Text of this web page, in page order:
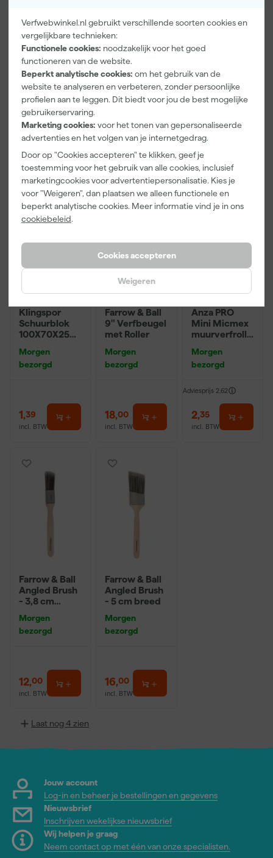
Verfwebwinkel.nl gebruikt verschillende soorten cookies en
vergelijkbare technieken:
Functionele cookies: noodzakelijk voor het goed
functioneren van de website.
Beperkt analytische cookies: om het gebruik van de
website te analyseren en verbeteren, zonder persoonlijke
profielen aan te leggen. Dit biedt voor jou de best mogelijke
gebruikerservaring.
Marketing cookies: voor het tonen van gepersonaliseerde
advertenties en het volgen van je internetgedrag.
Door op "Cookies accepteren" te klikken, geef je
toestemming voor het gebruik van alle cookies, inclusief
marketingcookies voor advertentiepersonalisatie. Kies je
voor "Weigeren", dan plaatsen we alleen functionele en
beperkt analytische cookies. Meer informatie vind je in ons
cookiebeleid.
Cookies accepteren
Weigeren
Paintura
Lucamax
50mx24mm
Morgen
bezorgd
Adviesprijs 6,00
incl. BTW
Farrow & Ball
F&B
Kleurenwaaie
r
Morgen
bezorgd
incl. BTW
Go!Paint Roll
12cm Roller -
0,5L + 5
Inzetbakken
Morgen
bezorgd
incl. BTW
Klingspor
Schuurblok
100X70X25m
P220
Morgen
bezorgd
1,39
incl. BTW
Farrow & Ball
9" Verfbeugel
met Roller
Morgen
bezorgd
18,00
incl. BTW
Anza PRO
Mini Micmex
muurverfrolle
Morgen
bezorgd
Adviesprijs 2,62
2,35
incl. BTW
Farrow & Ball
Angled Brush
- 3,8 cm
Morgen
bezorgd
12,00
incl. BTW
Farrow & Ball
Angled Brush
- 5 cm breed
Morgen
bezorgd
16,00
incl. BTW
Laat nog 4 zien
Jouw account
Log-in en beheer je bestellingen en gegevens
Nieuwsbrief
Inschrijven wekelijkse nieuwsbrief
Wij helpen je graag
Neem contact op met één van onze specialisten.